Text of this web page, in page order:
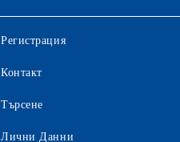
Регистрация
Контакт
Търсене
Лични Данни